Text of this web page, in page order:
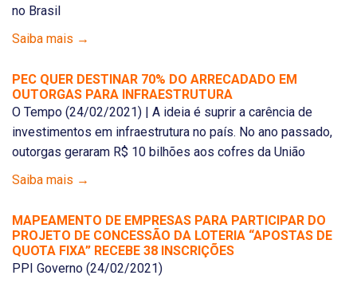
no Brasil
Saiba mais →
PEC QUER DESTINAR 70% DO ARRECADADO EM
OUTORGAS PARA INFRAESTRUTURA
O Tempo (24/02/2021) | A ideia é suprir a carência de
investimentos em infraestrutura no país. No ano passado,
outorgas geraram R$ 10 bilhões aos cofres da União
Saiba mais →
MAPEAMENTO DE EMPRESAS PARA PARTICIPAR DO
PROJETO DE CONCESSÃO DA LOTERIA “APOSTAS DE
QUOTA FIXA” RECEBE 38 INSCRIÇÕES
PPI Governo (24/02/2021)